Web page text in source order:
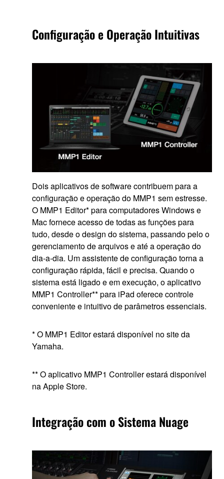
Configuração e Operação Intuitivas
Dois aplicativos de software contribuem para a
configuração e operação do MMP1 sem estresse.
O MMP1 Editor* para computadores Windows e
Mac fornece acesso de todas as funções para
tudo, desde o design do sistema, passando pelo o
gerenciamento de arquivos e até a operação do
dia-a-dia. Um assistente de configuração torna a
configuração rápida, fácil e precisa. Quando o
sistema está ligado e em execução, o aplicativo
MMP1 Controller** para iPad oferece controle
conveniente e intuitivo de parâmetros essenciais.
* O MMP1 Editor estará disponível no site da
Yamaha.
** O aplicativo MMP1 Controller estará disponível
na Apple Store.
Integração com o Sistema Nuage